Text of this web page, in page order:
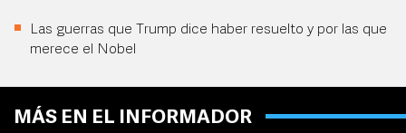
Las guerras que Trump dice haber resuelto y por las que
merece el Nobel
MÁS EN EL INFORMADOR